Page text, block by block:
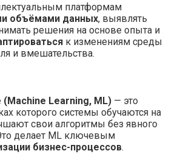
платформам
объёмами данных, выявлять
решения на основе опыта и
к изменениям среды
и вмешательства.
Learning, ML) — это
которого системы обучаются на
свои алгоритмы без явного
делает ML ключевым
бизнес-процессов.